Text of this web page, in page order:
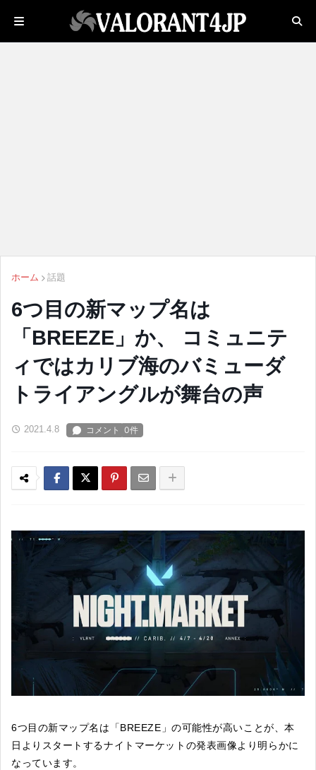
ホーム 話題
6つ目の新マップ名は
「BREEZE」か、 コミュニテ
ィではカリブ海のバミューダ
トライアングルが舞台の声
2021.4.8
6つ目の新マップ名は「BREEZE」の可能性が高いことが、本
日よりスタートするナイトマーケットの発表画像より明らかに
なっています。